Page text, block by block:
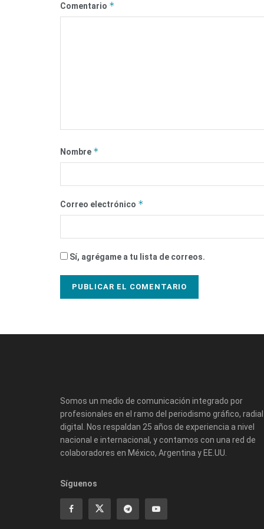
Comentario *
Nombre *
Correo electrónico *
Sí, agrégame a tu lista de correos.
Somos un medio de comunicación integrado por
profesionales en el ramo del periodismo gráfico,
digital. Nos respaldan 25 años de experiencia a nivel
nacional e internacional, y contamos con una red de
colaboradores en México, Argentina y EE.UU.
Síguenos